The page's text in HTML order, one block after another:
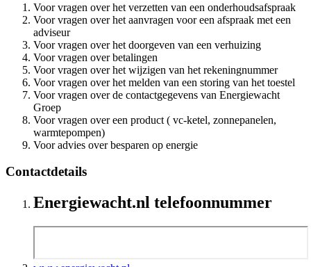
Voor vragen over het verzetten van een onderhoudsafspraak
Voor vragen over het aanvragen voor een afspraak met een
adviseur
Voor vragen over het doorgeven van een verhuizing
Voor vragen over betalingen
Voor vragen over het wijzigen van het rekeningnummer
Voor vragen over het melden van een storing van het toestel
Voor vragen over de contactgegevens van Energiewacht
Groep
Voor vragen over een product ( vc-ketel, zonnepanelen,
warmtepompen)
Voor advies over besparen op energie
Contactdetails
Energiewacht.nl telefoonnummer